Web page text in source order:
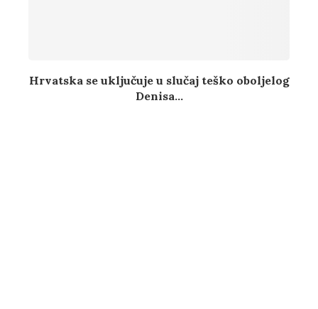
Hrvatska se uključuje u slučaj teško oboljelog
Denisa...